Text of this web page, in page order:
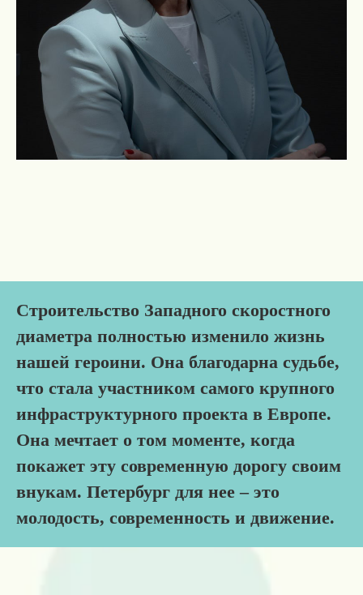
Строительство Западного скоростного
диаметра полностью изменило жизнь
нашей героини. Она благодарна судьбе,
что стала участником самого крупного
инфраструктурного проекта в Европе.
Она мечтает о том моменте, когда
покажет эту современную дорогу своим
внукам. Петербург для нее – это
молодость, современность и движение.